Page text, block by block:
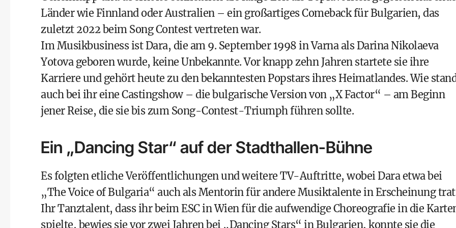
Länder wie Finnland oder Australien – ein großartiges Comeback für Bulgarien, das
zuletzt 2022 beim Song Contest vertreten war.
Im Musikbusiness ist Dara, die am 9. September 1998 in Varna als Darina Nikolaeva
Yotova geboren wurde, keine Unbekannte. Vor knapp zehn Jahren startete sie ihre
Karriere und gehört heute zu den bekanntesten Popstars ihres Heimatlandes. Wie
auch bei ihr eine Castingshow – die bulgarische Version von „X Factor“ – am Beginn
jener Reise, die sie bis zum Song-Contest-Triumph führen sollte.
Ein „Dancing Star“ auf der Stadthallen-Bühne
Es folgten etliche Veröffentlichungen und weitere TV-Auftritte, wobei Dara etwa bei
„The Voice of Bulgaria“ auch als Mentorin für andere Musiktalente in Erscheinung
Ihr Tanztalent, dass ihr beim ESC in Wien für die aufwendige Choreografie in die
spielte, bewies sie vor zwei Jahren bei „Dancing Stars“ in Bulgarien, konnte sie die